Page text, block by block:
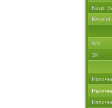
Kaspi
Revolut
WU
ЗК